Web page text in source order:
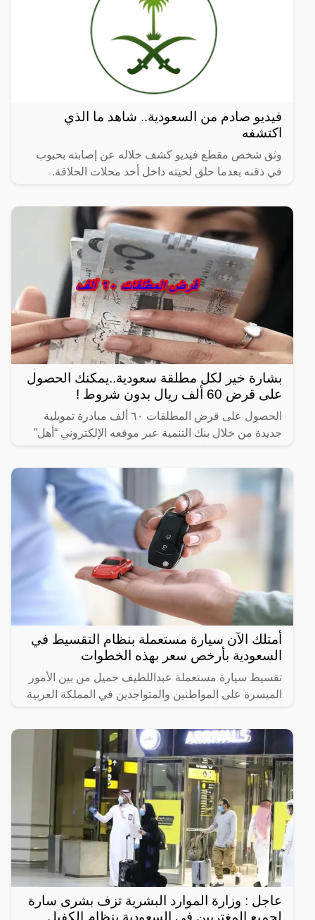
فيديو صادم من السعودية.. شاهد ما الذي
اكتشفه
وثق شخص مقطع فيديو كشف خلاله عن إصابته بحبوب
في ذقنه بعدما حلق لحيته داخل أحد محلات الحلاقة.
بشارة خير لكل مطلقة سعودية..يمكنك الحصول
على قرض 60 ألف ريال بدون شروط !
الحصول على قرض المطلقات ٦٠ ألف مبادرة تمويلية
جديدة من خلال بنك التنمية عبر موقعه الإلكتروني “أهل”
خمس سنوات،
أمتلك الآن سيارة مستعملة بنظام التقسيط في
السعودية بأرخص سعر بهذه الخطوات
تقسيط سيارة مستعملة عبداللطيف جميل من بين الأمور
الميسرة على المواطنين والمتواجدين في المملكة العربية
سيارة
عاجل : وزارة الموارد البشرية تزف بشرى سارة